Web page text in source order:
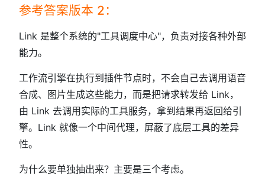
参考答案版本 2：
Link 是整个系统的"工具调度中心"，负责对接各种外部
能力。
工作流引擎在执行到插件节点时，不会自己去调用语音
合成、图片生成这些能力，而是把请求转发给 Link，
由 Link 去调用实际的工具服务，拿到结果再返回给引
擎。Link 就像一个中间代理，屏蔽了底层工具的差异
性。
为什么要单独抽出来？主要是三个考虑。